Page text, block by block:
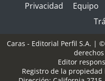
Privacidad
Equipo
Caras - Editorial Perfil S.A. | ©
Editor
Registro de la